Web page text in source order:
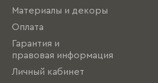
Материалы и декоры
Оплата
Гарантия и
правовая информация
Личный кабинет